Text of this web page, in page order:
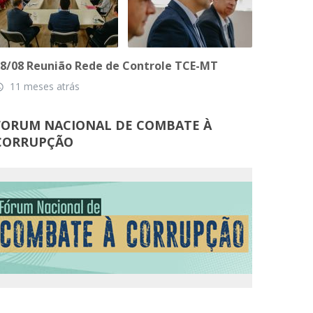
08 Reunião Rede de Controle TCE-MT
11 meses atrás
NACIONAL DE COMBATE À